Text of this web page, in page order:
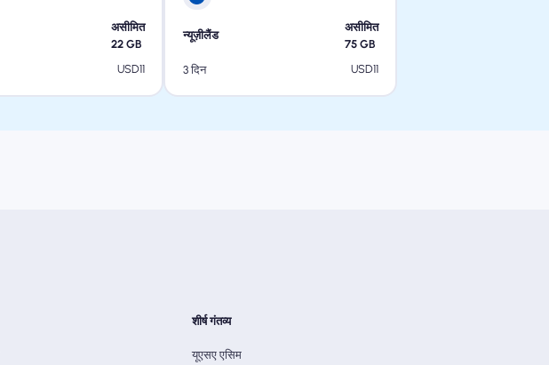
असीमित
22 GB
USD11
न्यूज़ीलैंड
असीमित
75 GB
3 दिन
USD11
शीर्ष गंतव्य
यूएसए एसिम